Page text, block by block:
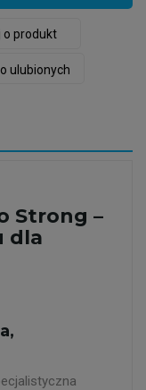
o produkt
ulubionych
Strong –
dla